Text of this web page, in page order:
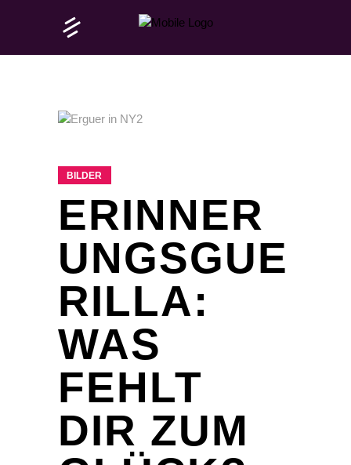
BILDER
ERINNER
UNGSGUE
RILLA:
WAS
FEHLT
DIR ZUM